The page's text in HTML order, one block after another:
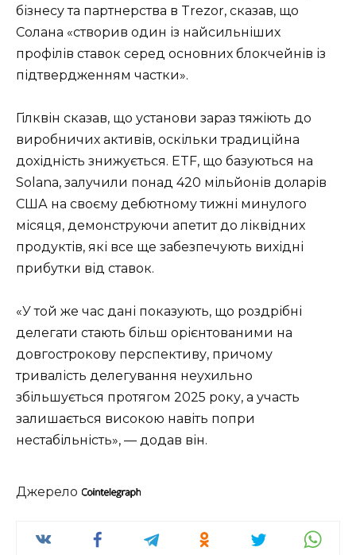
бізнесу та партнерства в Trezor, сказав, що
Солана «створив один із найсильніших
профілів ставок серед основних блокчейнів із
підтвердженням частки».
Гілквін сказав, що установи зараз тяжіють до
виробничих активів, оскільки традиційна
дохідність знижується. ETF, що базуються на
Solana, залучили понад 420 мільйонів доларів
США на своєму дебютному тижні минулого
місяця, демонструючи апетит до ліквідних
продуктів, які все ще забезпечують вихідні
прибутки від ставок.
«У той же час дані показують, що роздрібні
делегати стають більш орієнтованими на
довгострокову перспективу, причому
тривалість делегування неухильно
збільшується протягом 2025 року, а участь
залишається високою навіть попри
нестабільність», — додав він.
Джерело